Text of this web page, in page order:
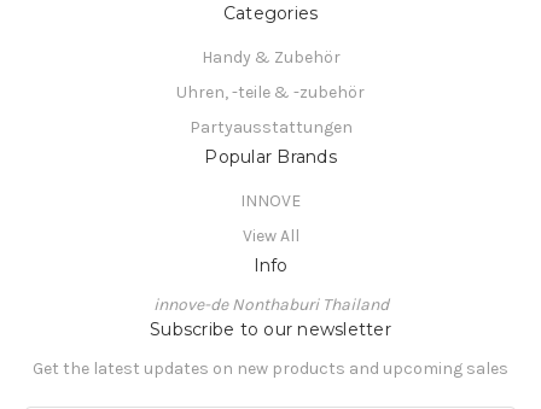
Categories
Handy & Zubehör
Uhren, -teile & -zubehör
Partyausstattungen
Popular Brands
INNOVE
View All
Info
innove-de Nonthaburi Thailand
Subscribe to our newsletter
Get the latest updates on new products and upcoming sales